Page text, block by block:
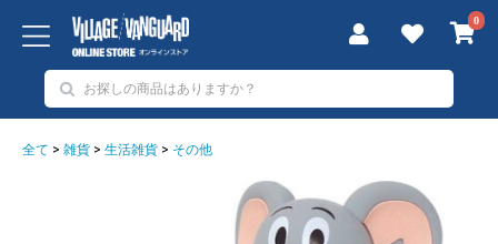
0
全て > 雑貨 > 生活雑貨 > その他